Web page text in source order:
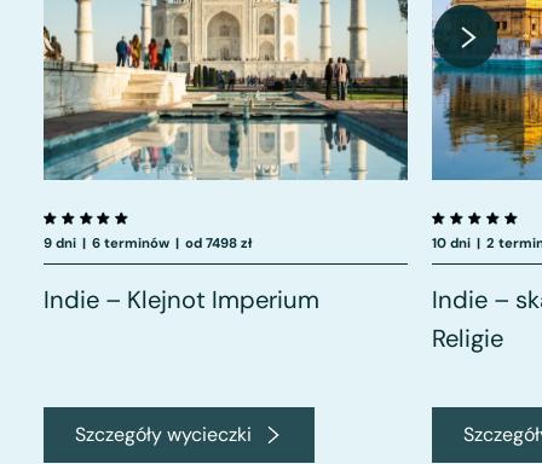
9 dni | 6 terminów | od 7498 zł
Indie – Klejnot Imperium
Szczegóły wycieczki
10 dni | 2
Indie –
Religie